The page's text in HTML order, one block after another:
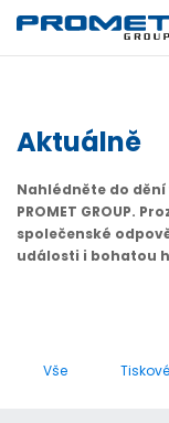
Aktuálně
Nahlédněte do
PROMET GROUP.
společenské
události i bohatou
Vše